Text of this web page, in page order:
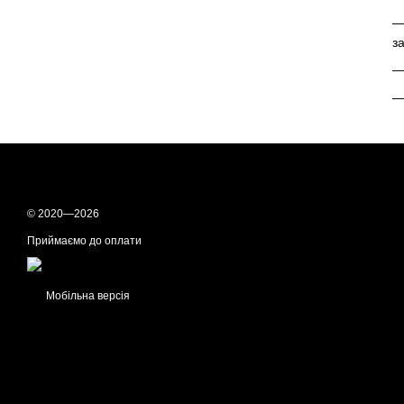
—
—
© 2020—2026
Приймаємо до оплати
Мобільна версія